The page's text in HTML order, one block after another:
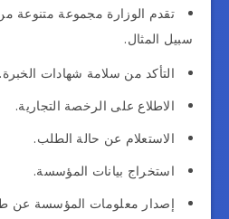
تقدم الوزارة مجموعة متنوعة
سبيل المثال.
التأكد من سلامة شهادات الخبرة.
الاطلاع على الرخصة التجارية.
الاستعلام عن حالة الطلب.
استخراج بيانات المؤسسة.
إصدار معلومات المؤسسة عن